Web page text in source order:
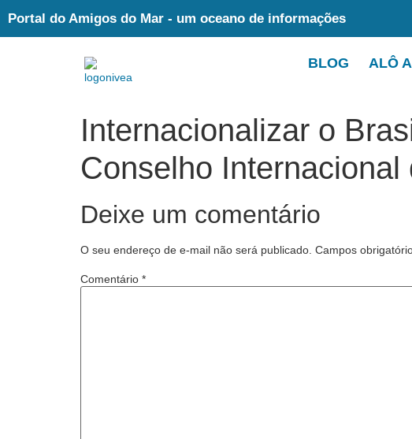
Portal do Amigos do Mar - um oceano de informações
BLOG ALÔ
Internacionalizar o
Conselho
Deixe um comentário
O seu endereço de e-mail não será publicado. Campos
Comentário *